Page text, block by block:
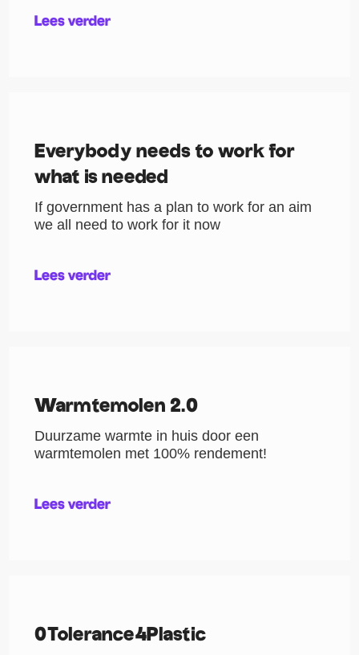
Lees verder
Everybody needs to work for
what is needed
If government has a plan to work for an aim
we all need to work for it now
Lees verder
Warmtemolen 2.0
Duurzame warmte in huis door een
warmtemolen met 100% rendement!
Lees verder
0Tolerance4Plastic